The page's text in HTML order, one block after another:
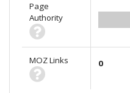
Page
Authority
MOZ Links 0